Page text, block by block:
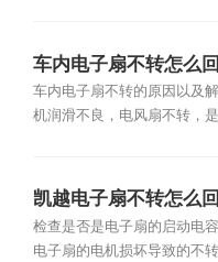
车内电子扇不转怎么
车内电子扇不转的原因以及
机润滑不良，电风扇不转，
凯越电子扇不转怎么
检查是否是电子扇的启动电
电子扇的电机损坏导致的不转